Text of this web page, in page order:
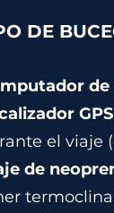
DE
de
GPS
el viaje
de